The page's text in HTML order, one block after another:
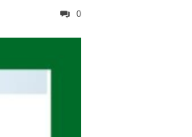
0